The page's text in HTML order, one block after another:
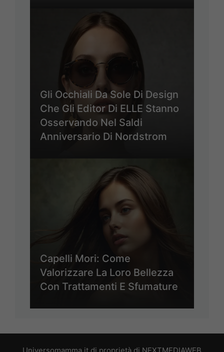
Gli Occhiali Da Sole Di Design
Che Gli Editor Di ELLE Stanno
Osservando Nel Saldi
Anniversario Di Nordstrom
Capelli Mori: Come
Valorizzare La Loro Bellezza
Con Trattamenti E Sfumature